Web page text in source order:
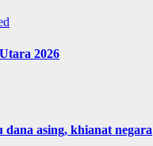
2026
asing, khianat negara